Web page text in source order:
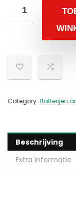
Category: Batterijen
Beschrijving
Extra informatie